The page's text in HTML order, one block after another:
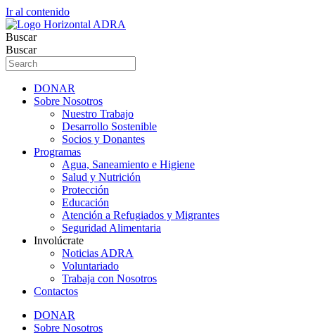
Ir al contenido
Buscar
Buscar
DONAR
Sobre Nosotros
Nuestro Trabajo
Desarrollo Sostenible
Socios y Donantes
Programas
Agua, Saneamiento e Higiene
Salud y Nutrición
Protección
Educación
Atención a Refugiados y Migrantes
Seguridad Alimentaria
Involúcrate
Noticias ADRA
Voluntariado
Trabaja con Nosotros
Contactos
DONAR
Sobre Nosotros